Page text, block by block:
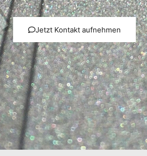
Jetzt Kontakt aufnehmen